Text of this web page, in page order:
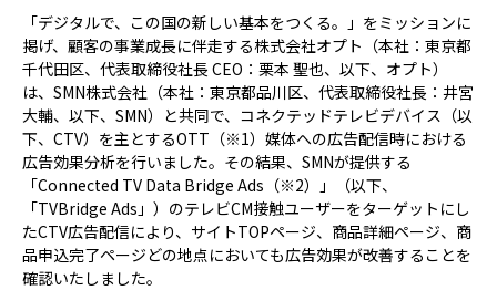
「デジタルで、この国の新しい基本をつくる。」をミッションに
掲げ、顧客の事業成長に伴走する株式会社オプト（本社：東京都
千代田区、代表取締役社長 CEO：栗本 聖也、以下、オプト）
は、SMN株式会社（本社：東京都品川区、代表取締役社長：井宮
大輔、以下、SMN）と共同で、コネクテッドテレビデバイス（以
下、CTV）を主とするOTT（※1）媒体への広告配信時における
広告効果分析を行いました。その結果、SMNが提供する
「Connected TV Data Bridge Ads（※2）」（以下、
「TVBridge Ads」）のテレビCM接触ユーザーをターゲットにし
たCTV広告配信により、サイトTOPページ、商品詳細ページ、商
品申込完了ページどの地点においても広告効果が改善することを
確認いたしました。